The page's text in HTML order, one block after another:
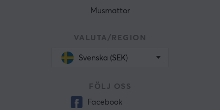
Musmattor
VALUTA/REGION
Svenska (SEK)
FÖLJ OSS
Facebook